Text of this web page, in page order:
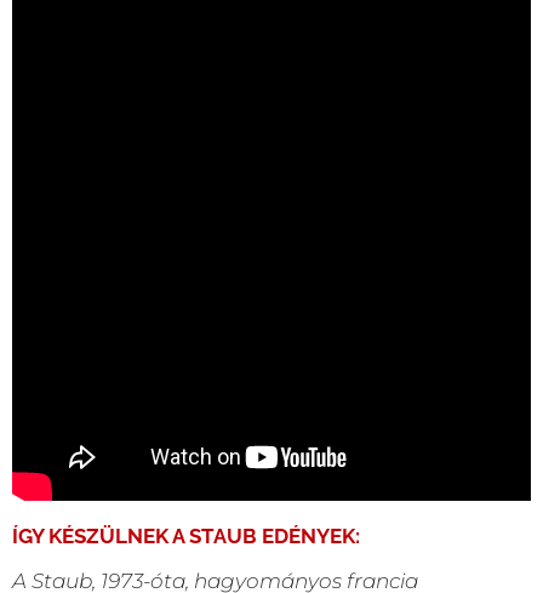
ÍGY KÉSZÜLNEK A STAUB EDÉNYEK:
A Staub, 1973-óta, hagyományos francia